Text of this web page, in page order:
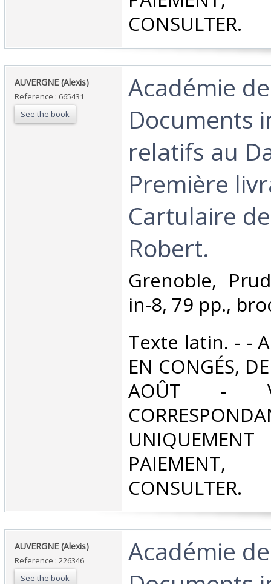
CONSULTER.‎
‎AUVERGNE (Alexis)‎
Reference : 665431
See the book
‎Académie
Documents
relatifs au
Première
Cartulaire
Robert.‎
‎Grenoble,
in-8, 79 pp.,
‎Texte latin. - -
EN CONGÉS,
AOÛT -
CONSULTER.‎
‎AUVERGNE (Alexis)‎
Reference : 226346
See the book
‎Académie